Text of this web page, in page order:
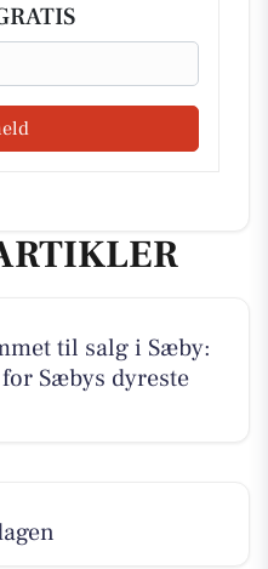
til salg i Sæby:
Sæbys dyreste